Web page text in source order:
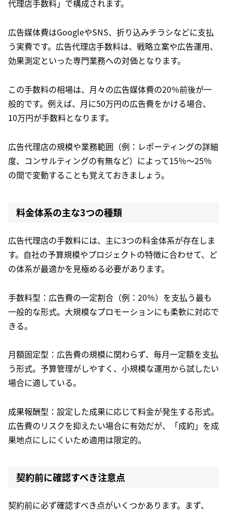
代理店手数料」で構成されます。
広告媒体費はGoogleやSNS、折り込みチラシなどに支払
う実費です。広告代理店手数料は、戦略立案や広告運用、
効果測定といった専門業務への対価となります。
この手数料の相場は、月々の広告媒体費の20％前後が一
般的です。例えば、月に50万円の広告費をかける場合、
10万円が手数料となります。
広告代理店の規模や業務範囲（例：レポーティングの詳細
度、コンサルティングの有無など）によって15％〜25％
の間で変動することも覚えておきましょう。
料金体系の主な3つの種類
広告代理店の手数料には、主に3つの料金体系が存在しま
す。自社の予算規模やプロジェクトの特徴に合わせて、ど
の体系が最適かを見極める必要があります。
手数料型：広告費の一定割合（例：20％）を支払う最も
一般的な形式。大規模なプロモーションにも柔軟に対応で
きる。
月額固定型：広告費の規模に関わらず、毎月一定額を支払
う形式。予算管理がしやすく、小規模な運用から試したい
場合に適している。
成果報酬型：設定した成果に応じて料金が発生する形式。
広告費のリスクを抑えたい場合に有効だが、「成約」を成
果地点にしにくいため適用は限定的。
契約前に確認すべき注意点
契約前に必ず確認すべき点がいくつかあります。まず、